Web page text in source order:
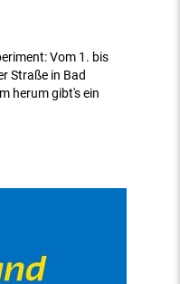
Vom 1. bis
Straße in Bad
herum gibt's ein